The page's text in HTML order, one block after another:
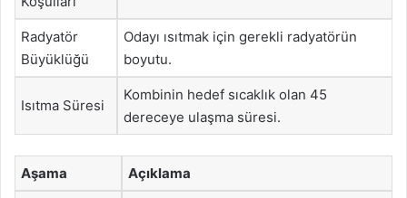
Radyatör
Büyüklüğü
Odayı ısıtmak için gerekli radyatörün
boyutu.
Isıtma Süresi
Kombinin hedef sıcaklık olan 45
dereceye ulaşma süresi.
Aşama Açıklama